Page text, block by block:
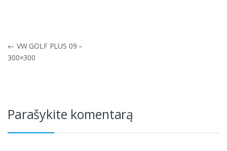
Navigacija
tarp
įrašų
← VW GOLF PLUS 09 –
300×300
Parašykite komentarą